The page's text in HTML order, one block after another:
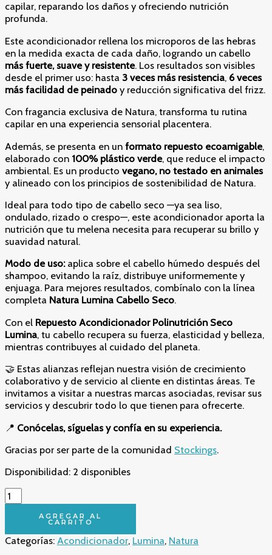
capilar, reparando los daños y ofreciendo nutrición
profunda.
Este acondicionador rellena los microporos de las hebras
en la medida exacta de cada daño, logrando un cabello
más fuerte, suave y resistente. Los resultados son visibles
desde el primer uso: hasta 3 veces más resistencia, 6 veces
más facilidad de peinado y reducción significativa del frizz.
Con fragancia exclusiva de Natura, transforma tu rutina
capilar en una experiencia sensorial placentera.
Además, se presenta en un formato repuesto ecoamigable,
elaborado con 100% plástico verde, que reduce el impacto
ambiental. Es un producto vegano, no testado en animales
y alineado con los principios de sostenibilidad de Natura.
Ideal para todo tipo de cabello seco —ya sea liso,
ondulado, rizado o crespo—, este acondicionador aporta la
nutrición que tu melena necesita para recuperar su brillo y
suavidad natural.
Modo de uso:aplica sobre el cabello húmedo después del
shampoo, evitando la raíz, distribuye uniformemente y
enjuaga. Para mejores resultados, combínalo con la línea
completa Natura Lumina Cabello Seco.
Con el Repuesto Acondicionador Polinutrición Seco
Lumina, tu cabello recupera su fuerza, elasticidad y belleza,
mientras contribuyes al cuidado del planeta.
🤝 Estas alianzas reflejan nuestra visión de crecimiento
colaborativo y de servicio al cliente en distintas áreas. Te
invitamos a visitar a nuestras marcas asociadas, revisar sus
servicios y descubrir todo lo que tienen para ofrecerte.
📍 Conócelas, síguelas y confía en su experiencia.
Gracias por ser parte de la comunidad Stockings.
Disponibilidad: 2 disponibles
✨
Hidratación
Profunda
Reparación
AGREGAR AL
CARRITO
Categorías: Acondicionador, Lumina, Natura